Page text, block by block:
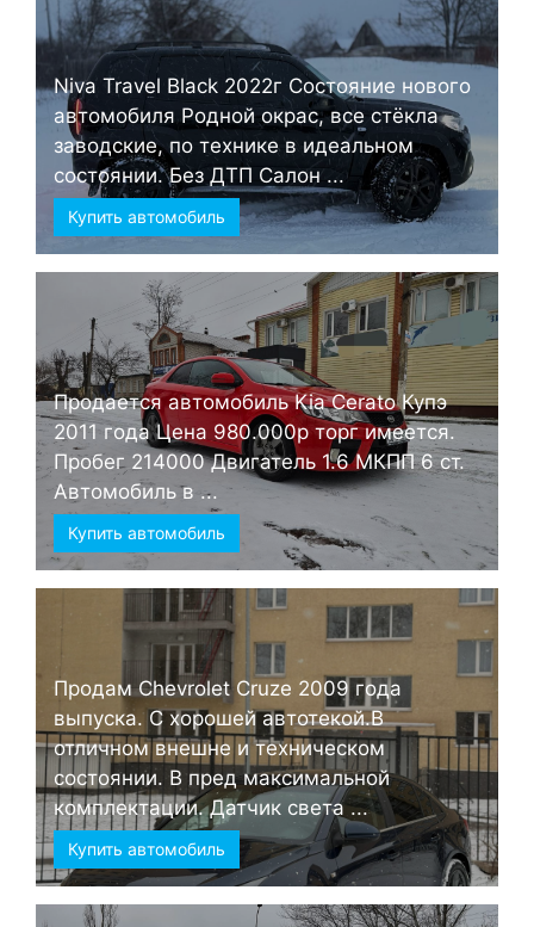
Niva Travel Black 2022г Состояние нового
автомобиля Родной окрас, все стёкла
заводские, по технике в идеальном
состоянии. Без ДТП Салон ...
Купить автомобиль
Продается автомобиль Kia Cerato Купэ
2011 года Цена 980.000р торг имеется.
Пробег 214000 Двигатель 1.6 МКПП 6 ст.
Автомобиль в ...
Купить автомобиль
Продам Chevrolet Cruze 2009 года
выпуска. С хорошей автотекой.В
отличном внешне и техническом
состоянии. В пред максимальной
комплектации. Датчик света ...
Купить автомобиль